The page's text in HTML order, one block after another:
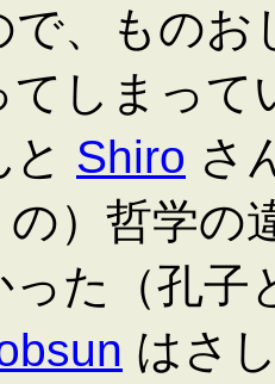
で、ものお
てしまっ
Shiro さ
の）哲学の
った（孔
はさ